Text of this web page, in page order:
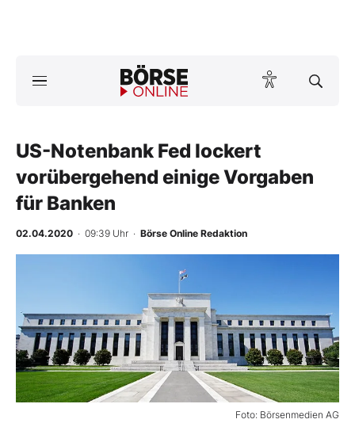
ktuelle Ausgabe BÖRSE ONLINE lesen
News
Anlageprodukte
Finanz-Check
Experten
Mein B:O
US-Notenbank Fed lockert
vorübergehend einige Vorgaben
für Banken
02.04.2020 · 09:39 Uhr · Börse Online Redaktion
Foto: Börsenmedien AG